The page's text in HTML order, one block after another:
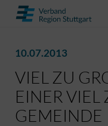
10.07.2013
VIEL ZU
INER VIEL
EMEINDE